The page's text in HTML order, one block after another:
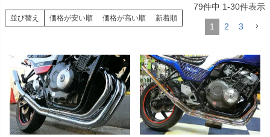
並び替え 価格が安い順 価格が高い順 新着順
79件中 1-30件表示
1 2 3